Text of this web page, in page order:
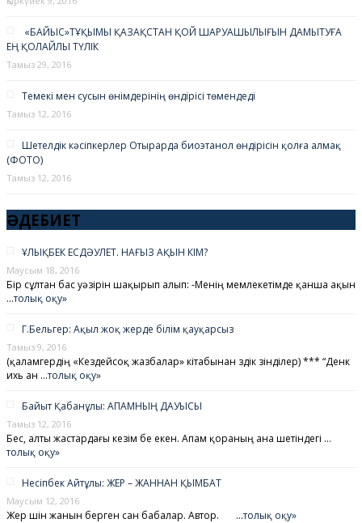
«БАЙЫС»ТҰҚЫМЫ ҚАЗАҚСТАН ҚОЙ ШАРУАШЫЛЫҒЫН ДАМЫТУҒА
ЕҢ ҚОЛАЙЛЫ ТҮЛІК
Тамыз 29, 2016
Темекі мен сусын өнімдерінің өндірісі төмендеді
Тамыз 12, 2016
Шетелдік кәсіпкерлер Отырарда биоэтанол өндірісін қолға алмақ
(ФОТО)
Тамыз 12, 2016
ӘДЕБИЕТ
ҰЛЫҚБЕК ЕСДӘУЛЕТ. НАҒЫЗ АҚЫН КІМ?
Маусым 18, 2016
Бір сұлтан бас уәзірін шақырып алып: -Менің мемлекетімде қанша ақын
…толық оқу»
Г.Бельгер: Ақыл жоқ жерде білім қауқарсыз
Тамыз 9, 2016
(қаламгердің «Кездейсоқ жазбалар» кітабынан үздік үзінділер) *** “Денк
ихь ан …толық оқу»
Байыт Қабанұлы: АПАМНЫҢ ДАУЫСЫ
Тамыз 12, 2016
Бес, алты жастардағы кезім бе екен. Апам қораның ана шетіндегі …
толық оқу»
Несіпбек Айтұлы: ЖЕР – ЖАННАН ҚЫМБАТ
Маусым 12, 2016
Жер үшін жанын берген сан бабалар. Автор. …толық оқу»